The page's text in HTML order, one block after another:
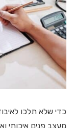
כדי שלא תלכו
מעצב פנים איכותי